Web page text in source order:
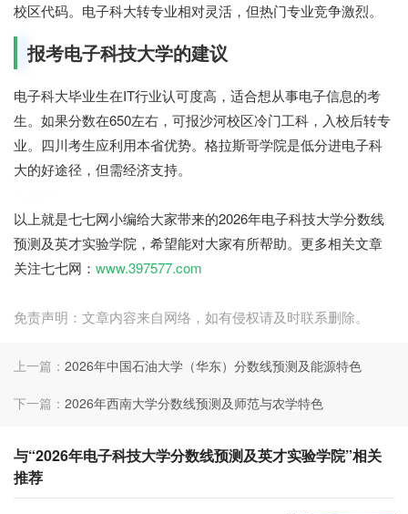
校区代码。电子科大转专业相对灵活，但热门专业竞争激烈。
报考电子科技大学的建议
电子科大毕业生在IT行业认可度高，适合想从事电子信息的考
生。如果分数在650左右，可报沙河校区冷门工科，入校后转专
业。四川考生应利用本省优势。格拉斯哥学院是低分进电子科
大的好途径，但需经济支持。
以上就是七七网小编给大家带来的2026年电子科技大学分数线
预测及英才实验学院，希望能对大家有所帮助。更多相关文章
关注七七网： www.397577.com
免责声明：文章内容来自网络，如有侵权请及时联系删除。
上一篇： 2026年中国石油大学（华东）分数线预测及能源特色
下一篇： 2026年西南大学分数线预测及师范与农学特色
与“2026年电子科技大学分数线预测及英才实验学院”相关
推荐